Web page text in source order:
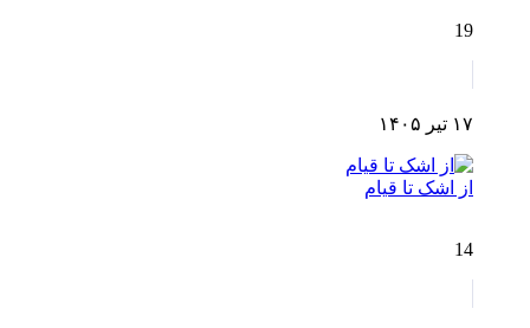
19
۱۷ تیر ۱۴۰۵
از اشک تا قیام
14